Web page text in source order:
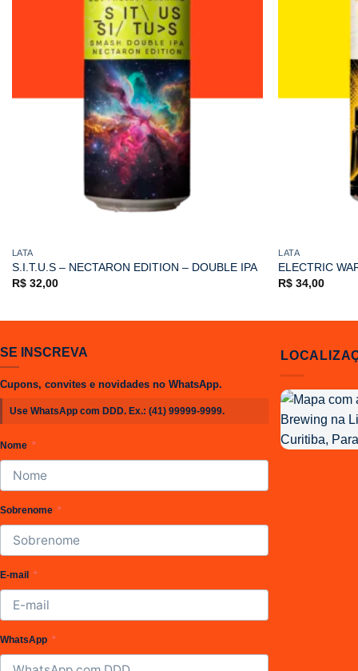
LATA
S.I.T.U.S – NECTARON EDITION – DOUBLE IPA
R$32,00
LATA
ELECTRIC
R$ 34,00
SE INSCREVA
Cupons, convites e novidades no WhatsApp.
Use WhatsApp com DDD. Ex.: (41) 99999-9999.
Nome
Sobrenome
E-mail
WhatsApp
Localização
da
Joy